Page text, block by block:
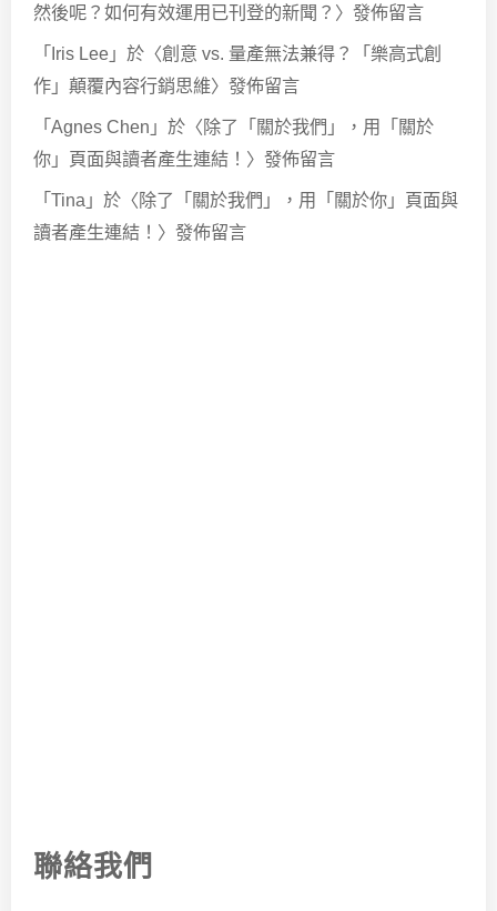
然後呢？如何有效運用已刊登的新聞？ 〉發佈留言
「 Iris Lee 」於〈創意 vs. 量產無法兼得？「樂高式創
作」顛覆內容行銷思維〉發佈留言
「 Agnes Chen 」於〈除了「關於我們」，用「關於
你」頁面與讀者產生連結！ 〉發佈留言
「 Tina 」於〈除了「關於我們」，用「關於你」頁面與
讀者產生連結！ 〉發佈留言
聯絡我們